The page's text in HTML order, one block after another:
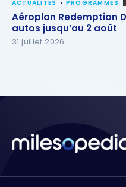
Aéroplan Redemption
autos jusqu’au 2 août
ACTUALITÉS PROGRAMMES
Aéroplan Redemption
autos jusqu’au 2 août
31 juillet 2026